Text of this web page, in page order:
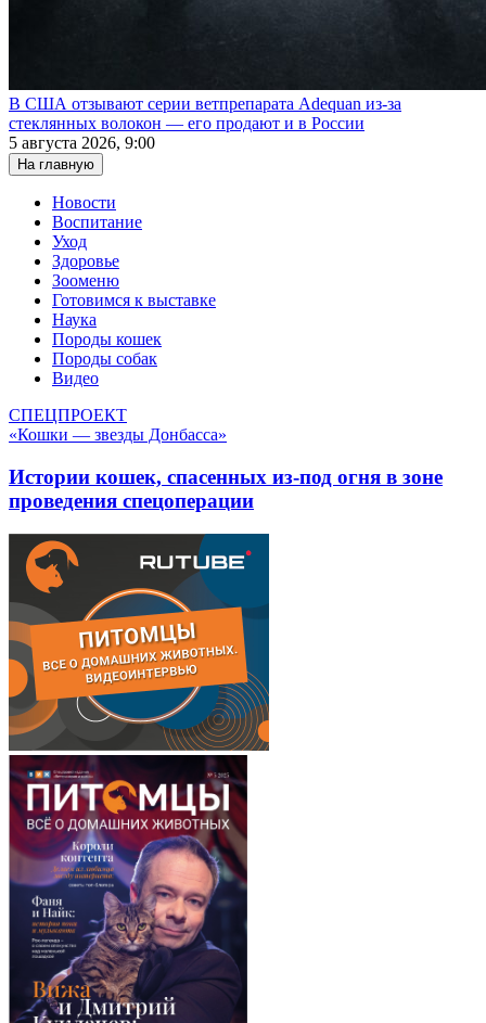
В США отзывают серии ветпрепарата Adequan из-за
стеклянных волокон — его продают и в России
5 августа 2026, 9:00
На главную
Новости
Воспитание
Уход
Здоровье
Зооменю
Готовимся к выставке
Наука
Породы кошек
Породы собак
Видео
СПЕЦПРОЕКТ
«Кошки — звезды Донбасса»
Истории кошек, спасенных из-под огня в зоне
проведения спецоперации